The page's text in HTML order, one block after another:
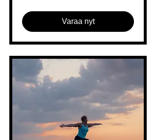
Varaa nyt